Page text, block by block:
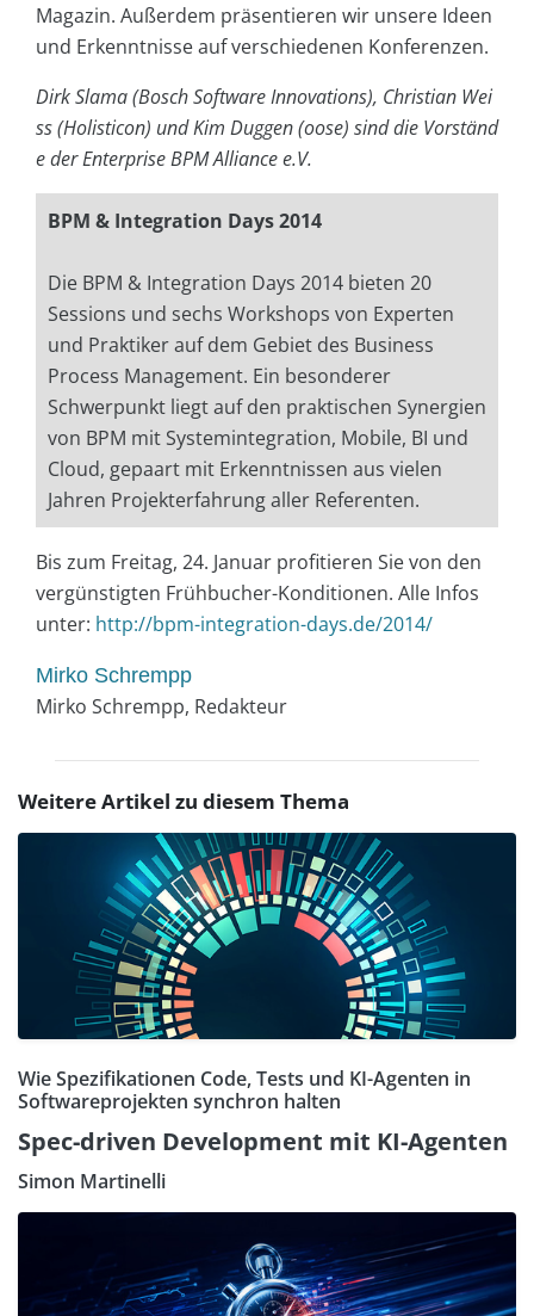
Magazin. Außerdem präsentieren wir unsere Ideen
und Erkenntnisse auf verschiedenen Konferenzen.
Dirk Slama (Bosch Software Innovations), Christian Wei
ss (Holisticon) und Kim Duggen (oose) sind die Vorständ
e der Enterprise BPM Alliance e.V.
BPM & Integration Days 2014
Die BPM & Integration Days 2014 bieten 20
Sessions und sechs Workshops von Experten
und Praktiker auf dem Gebiet des Business
Process Management. Ein besonderer
Schwerpunkt liegt auf den praktischen Synergien
von BPM mit Systemintegration, Mobile, BI und
Cloud, gepaart mit Erkenntnissen aus vielen
Jahren Projekterfahrung aller Referenten.
Bis zum Freitag, 24. Januar profitieren Sie von den
vergünstigten Frühbucher-Konditionen. Alle Infos
unter: http://bpm-integration-days.de/2014/
Mirko Schrempp
Mirko Schrempp, Redakteur
Weitere Artikel zu diesem Thema
Wie Spezifikationen Code, Tests und KI-Agenten in
Softwareprojekten synchron halten
Spec-driven Development mit KI-Agenten
Simon Martinelli